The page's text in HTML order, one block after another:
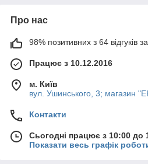
Про нас
98% позитивних з 64 відгуків за
Працює з 10.12.2016
м. Київ
вул. Ушинського, 3; магазин
Контакти
Сьогодні працює з 10:00 до
Показати весь графік